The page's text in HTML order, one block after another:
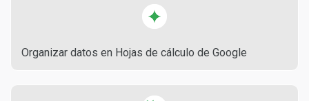
Organizar datos en Hojas de cálculo de Google